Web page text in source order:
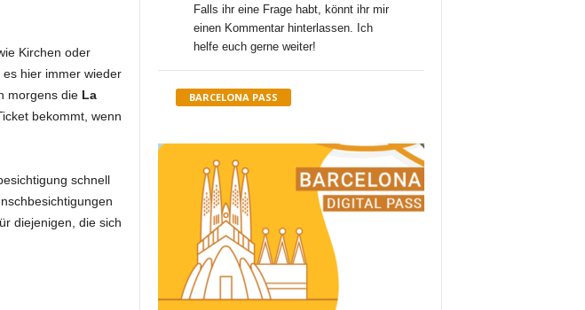
Kirchen oder
hier immer wieder
morgens die La
bekommt, wenn
schnell
diejenigen, die sich
Falls ihr eine Frage habt, könnt ihr mir
einen Kommentar hinterlassen. Ich
helfe euch gerne weiter!
BARCELONA PASS